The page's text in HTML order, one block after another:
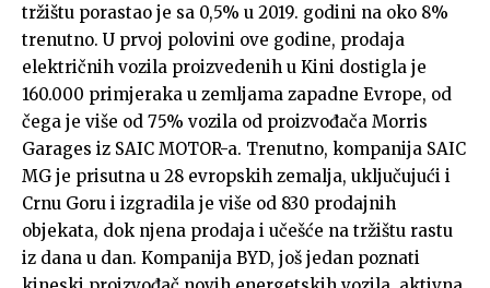
tržištu porastao je sa 0,5% u 2019. godini na oko 8%
trenutno. U prvoj polovini ove godine, prodaja
električnih vozila proizvedenih u Kini dostigla je
160.000 primjeraka u zemljama zapadne Evrope, od
čega je više od 75% vozila od proizvođača Morris
Garages iz SAIC MOTOR-a. Trenutno, kompanija SAIC
MG je prisutna u 28 evropskih zemalja, uključujući i
Crnu Goru i izgradila je više od 830 prodajnih
objekata, dok njena prodaja i učešće na tržištu rastu
iz dana u dan. Kompanija BYD, još jedan poznati